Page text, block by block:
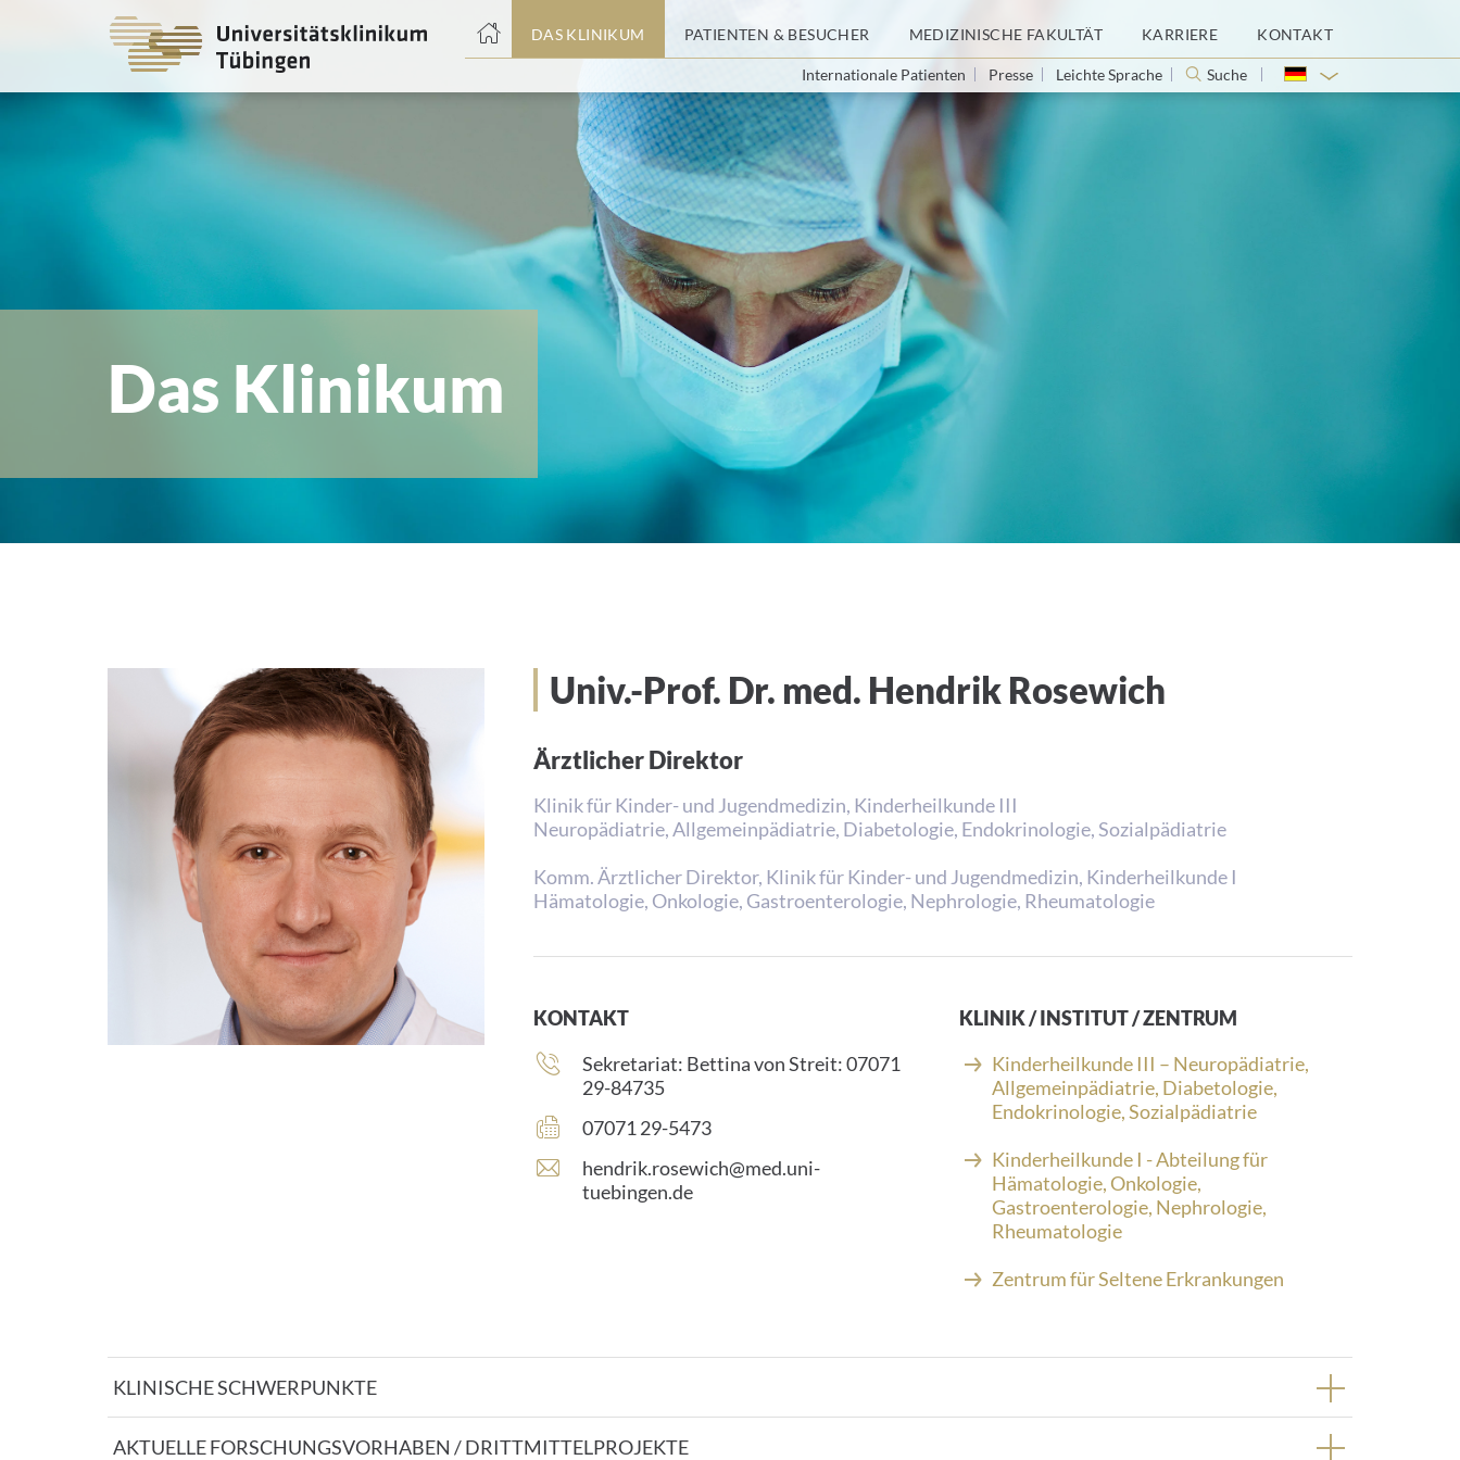
DAS KLINIKUM PATIENTEN & BESUCHER MEDIZINISCHE FAKULTÄT KARRIERE KONTAKT
Internationale Patienten Presse Leichte Sprache Suche
Das Klinikum
Univ.-Prof. Dr. med. Hendrik Rosewich
Ärztlicher Direktor
Klinik für Kinder- und Jugendmedizin, Kinderheilkunde III
Neuropädiatrie, Allgemeinpädiatrie, Diabetologie, Endokrinologie, Sozialpädiatrie
Komm. Ärztlicher Direktor, Klinik für Kinder- und Jugendmedizin, Kinderheilkunde I
Hämatologie, Onkologie, Gastroenterologie, Nephrologie, Rheumatologie
KONTAKT
Telefonnummer:
Sekretariat: Bettina von Streit: 07071
29-84735
Faxnummer:
07071 29-5473
E
-
d
s
hendrik.rosewich@med.uni-
tuebingen.de
KLINIK / INSTITUT / ZENTRUM
Kinderheilkunde III – Neuropädiatrie,
Allgemeinpädiatrie, Diabetologie,
Endokrinologie, Sozialpädiatrie
Kinderheilkunde I - Abteilung für
Hämatologie, Onkologie,
Gastroenterologie, Nephrologie,
Rheumatologie
Zentrum für Seltene Erkrankungen
KLINISCHE SCHWERPUNKTE
AKTUELLE FORSCHUNGSVORHABEN / DRITTMITTELPROJEKTE